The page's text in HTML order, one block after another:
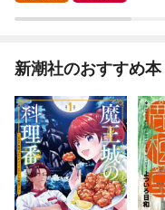
新潮社のおすすめ本